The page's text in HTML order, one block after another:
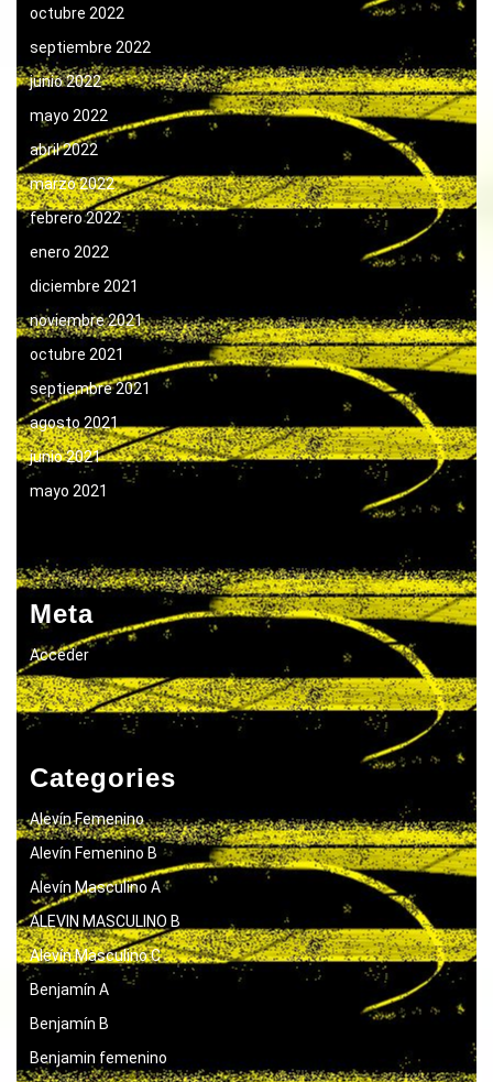
octubre 2022
septiembre 2022
junio 2022
mayo 2022
abril 2022
marzo 2022
febrero 2022
enero 2022
diciembre 2021
noviembre 2021
octubre 2021
septiembre 2021
agosto 2021
junio 2021
mayo 2021
Meta
Acceder
Categories
Alevín Femenino
Alevín Femenino B
Alevín Masculino A
ALEVIN MASCULINO B
Alevín Masculino C
Benjamín A
Benjamín B
Benjamin femenino